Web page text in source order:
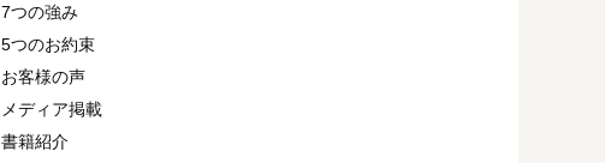
7つの強み
5つのお約束
お客様の声
メディア掲載
書籍紹介